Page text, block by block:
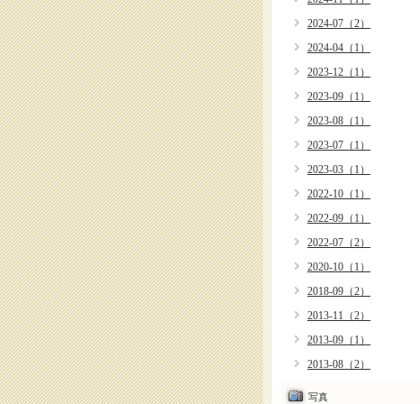
2024-07（2）
2024-04（1）
2023-12（1）
2023-09（1）
2023-08（1）
2023-07（1）
2023-03（1）
2022-10（1）
2022-09（1）
2022-07（2）
2020-10（1）
2018-09（2）
2013-11（2）
2013-09（1）
2013-08（2）
写真